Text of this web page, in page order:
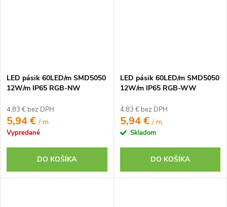
LED pásik 60LED/m SMD5050
12W/m IP65 RGB-NW
4,83 € bez DPH
5,94 €/ m
Vypredané
DO KOŠÍKA
LED pásik 60LED/m SMD5050
12W/m IP65 RGB-WW
4,83 € bez DPH
5,94 €/ m
Skladom
DO KOŠÍKA